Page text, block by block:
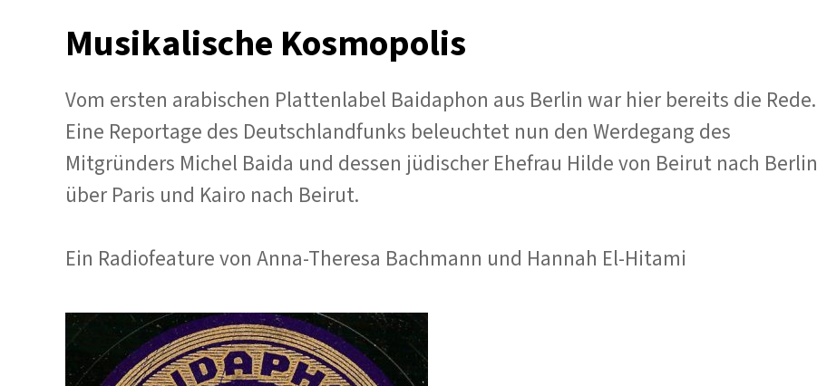
Andalus
Musikalische Kosmopolis
Vom ersten arabischen Plattenlabel Baidaphon aus Berlin war hier bereits die Rede.
Eine Reportage des Deutschlandfunks beleuchtet nun den Werdegang des
Mitgründers Michel Baida und dessen jüdischer Ehefrau Hilde von Beirut nach Berlin
über Paris und Kairo nach Beirut.
Ein Radiofeature von Anna-Theresa Bachmann und Hannah El-Hitami